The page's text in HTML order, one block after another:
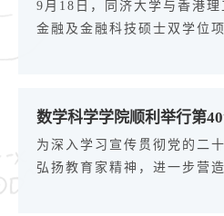
议通过了理事会工作报告、
工作报告、《章程》修订情
9月18日，同济大学与香港
金融及金融科技硕士双学位
大学举行，仪式由数学科学
科学学院的发展历程、学科
在当前时代背景下，两校合
意义。他表示，这一合作将
数学科学学院顺利举行第
为深入学习宣传贯彻党的二
弘扬教育家精神，进一步营
9月10日，数学科学学院在